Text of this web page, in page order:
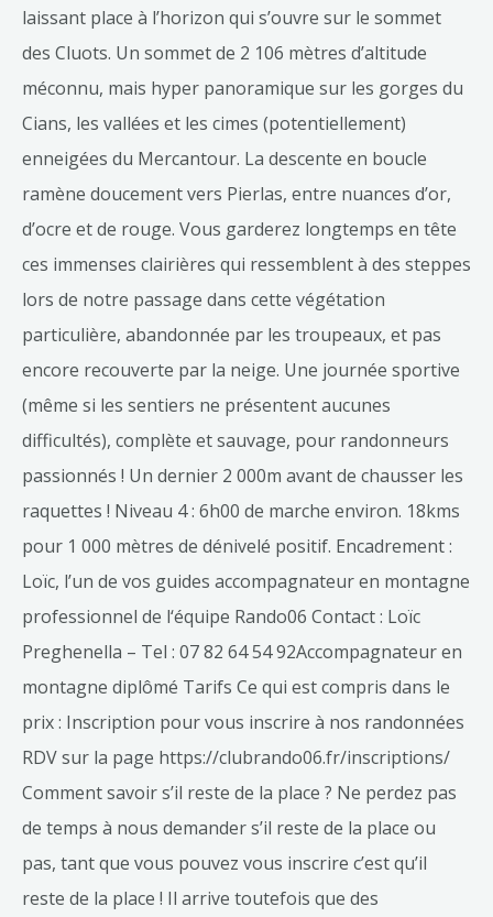
laissant place à l’horizon qui s’ouvre sur le sommet
des Cluots. Un sommet de 2 106 mètres d’altitude
méconnu, mais hyper panoramique sur les gorges du
Cians, les vallées et les cimes (potentiellement)
enneigées du Mercantour. La descente en boucle
ramène doucement vers Pierlas, entre nuances d’or,
d’ocre et de rouge. Vous garderez longtemps en tête
ces immenses clairières qui ressemblent à des steppes
lors de notre passage dans cette végétation
particulière, abandonnée par les troupeaux, et pas
encore recouverte par la neige. Une journée sportive
(même si les sentiers ne présentent aucunes
difficultés), complète et sauvage, pour randonneurs
passionnés ! Un dernier 2 000m avant de chausser les
raquettes ! Niveau 4 : 6h00 de marche environ. 18kms
pour 1 000 mètres de dénivelé positif. Encadrement :
Loïc, l’un de vos guides accompagnateur en montagne
professionnel de l‘équipe Rando06 Contact : Loïc
Preghenella – Tel : 07 82 64 54 92Accompagnateur en
montagne diplômé Tarifs Ce qui est compris dans le
prix : Inscription pour vous inscrire à nos randonnées
RDV sur la page https://clubrando06.fr/inscriptions/
Comment savoir s’il reste de la place ? Ne perdez pas
de temps à nous demander s’il reste de la place ou
pas, tant que vous pouvez vous inscrire c’est qu’il
reste de la place ! Il arrive toutefois que des